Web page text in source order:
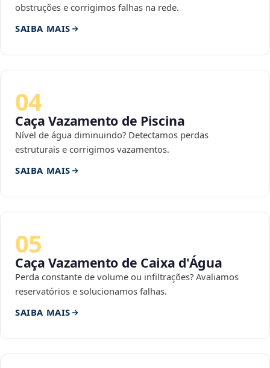
obstruções e corrigimos falhas na rede.
SAIBA MAIS
04
Caça Vazamento de Piscina
Nível de água diminuindo? Detectamos perdas
estruturais e corrigimos vazamentos.
SAIBA MAIS
05
Caça Vazamento de Caixa d'Água
Perda constante de volume ou infiltrações? Avaliamos
reservatórios e solucionamos falhas.
SAIBA MAIS